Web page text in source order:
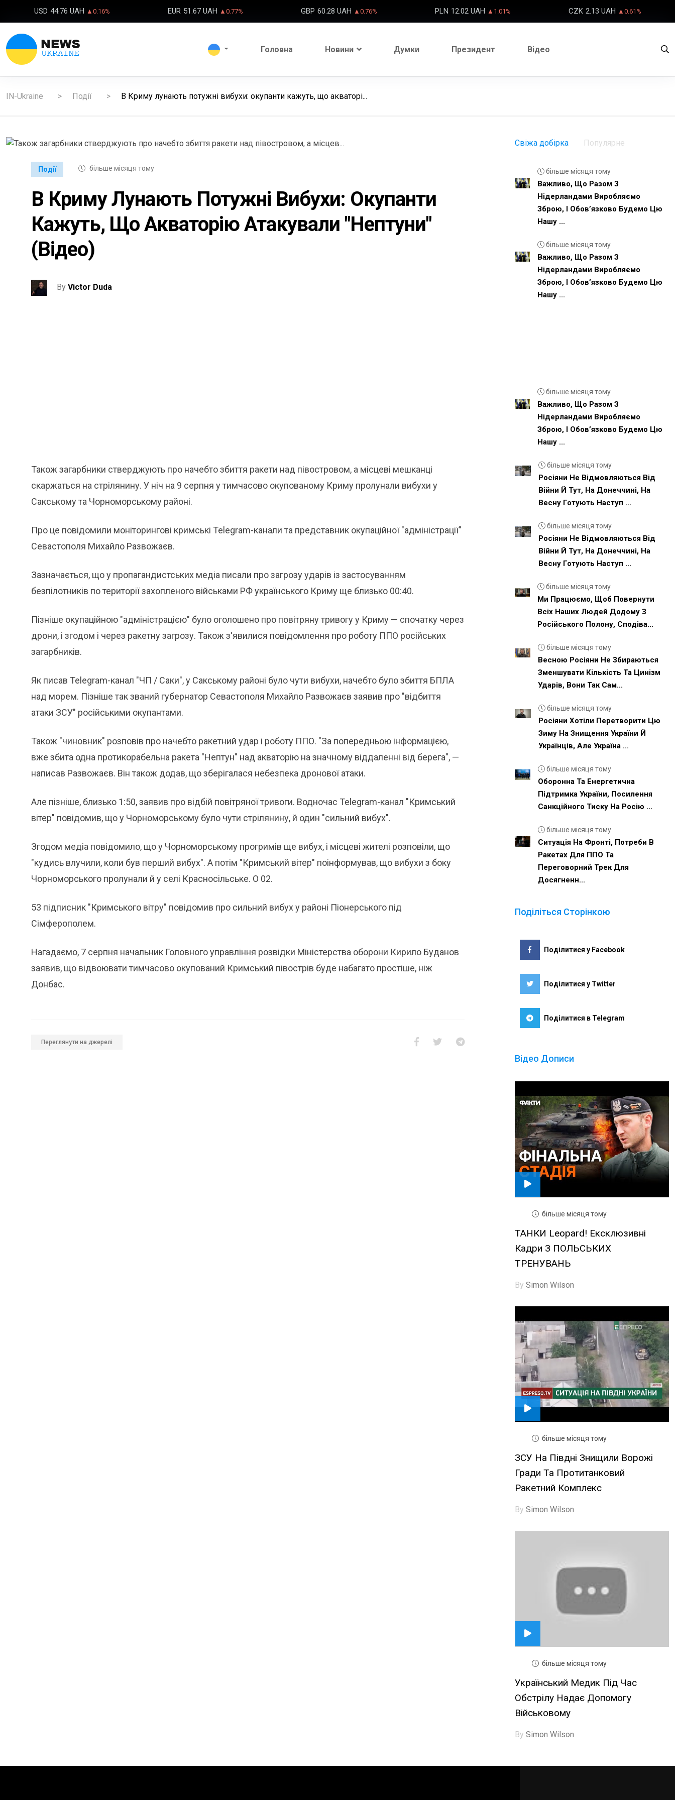
USD 44.76 UAH ▲0.16% EUR 51.67 UAH ▲0.77% GBP 60.28 UAH ▲0.76% PLN 12.02 UAH ▲1.01% CZK 2.13 UAH ▲0.61%
Головна Новини Думки Президент Відео
IN-Ukraine Події В Криму лунають потужні вибухи: окупанти кажуть, що акваторі...
Події більше місяця тому
В Криму Лунають Потужні Вибухи: Окупанти
Кажуть, Що Акваторію Атакували "Нептуни"
(відео)
By Victor Duda
Також загарбники стверджують про начебто збиття ракети над півостровом, а місцеві мешканці
скаржаться на стрілянину. У ніч на 9 серпня у тимчасово окупованому Криму пролунали вибухи у
Сакському та Чорноморському районі.
Про це повідомили моніторингові кримські Telegram-канали та представник окупаційної "адміністрації"
Севастополя Михайло Развожаєв.
Зазначається, що у пропагандистських медіа писали про загрозу ударів із застосуванням
безпілотників по території захопленого військами РФ українського Криму ще близько 00:40.
Пізніше окупаційною "адміністрацією" було оголошено про повітряну тривогу у Криму — спочатку через
дрони, і згодом і через ракетну загрозу. Також з'явилися повідомлення про роботу ППО російських
загарбників.
Як писав Telegram-канал "ЧП / Саки", у Сакському районі було чути вибухи, начебто було збиття БПЛА
над морем. Пізніше так званий губернатор Севастополя Михайло Развожаєв заявив про "відбиття
атаки ЗСУ" російськими окупантами.
Також "чиновник" розповів про начебто ракетний удар і роботу ППО. "За попередньою інформацією,
вже збита одна протикорабельна ракета "Нептун" над акваторію на значному віддаленні від берега", —
написав Развожаєв. Він також додав, що зберігалася небезпека дронової атаки.
Але пізніше, близько 1:50, заявив про відбій повітряної тривоги. Водночас Telegram-канал "Кримський
вітер" повідомив, що у Чорноморському було чути стрілянину, й один "сильний вибух".
Згодом медіа повідомило, що у Чорноморському прогримів ще вибух, і місцеві жителі розповіли, що
"кудись влучили, коли був перший вибух". А потім "Кримський вітер" поінформував, що вибухи з боку
Чорноморського пролунали й у селі Красносільське. О 02.
53 підписник "Кримського вітру" повідомив про сильний вибух у районі Піонерського під
Сімферополем.
Нагадаємо, 7 серпня начальник Головного управління розвідки Міністерства оборони Кирило Буданов
заявив, що відвоювати тимчасово окупований Кримський півострів буде набагато простіше, ніж
Донбас.
Переглянути на джерелі
Свіжа добірка Популярне
більше місяця тому
Важливо, Що Разом З
Нідерландами Виробляємо
Зброю, І Обовʼязково Будемо Цю
Нашу ...
більше місяця тому
Важливо, Що Разом З
Нідерландами Виробляємо
Зброю, І Обовʼязково Будемо Цю
Нашу ...
більше місяця тому
Важливо, Що Разом З
Нідерландами Виробляємо
Зброю, І Обовʼязково Будемо Цю
Нашу ...
більше місяця тому
Росіяни Не Відмовляються Від
Війни Й Тут, На Донеччині, На
Весну Готують Наступ ...
більше місяця тому
Росіяни Не Відмовляються Від
Війни Й Тут, На Донеччині, На
Весну Готують Наступ ...
більше місяця тому
Ми Працюємо, Щоб Повернути
Всіх Наших Людей Додому З
Російського Полону, Сподіва...
більше місяця тому
Весною Росіяни Не Збираються
Зменшувати Кількість Та Цинізм
Ударів, Вони Так Сам...
більше місяця тому
Росіяни Хотіли Перетворити Цю
Зиму На Знищення України Й
Українців, Але Україна ...
більше місяця тому
Оборонна Та Енергетична
Підтримка України, Посилення
Санкційного Тиску На Росію ...
більше місяця тому
Ситуація На Фронті, Потреби В
Ракетах Для ППО Та
Переговорний Трек Для
Досягненн...
Поділіться Сторінкою
Поділитися у Facebook
Поділитися у Twitter
Поділитися в Telegram
Відео Дописи
більше місяця тому
ТАНКИ Leopard! Ексклюзивні
Кадри З ПОЛЬСЬКИХ
ТРЕНУВАНЬ
By Simon Wilson
більше місяця тому
ЗСУ На Півдні Знищили Ворожі
Гради Та Протитанковий
Ракетний Комплекс
By Simon Wilson
більше місяця тому
Український Медик Під Час
Обстрілу Надає Допомогу
Військовому
By Simon Wilson